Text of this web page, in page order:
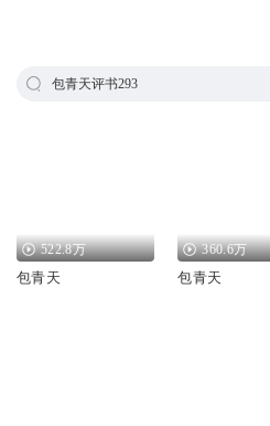
包青天评书293
522.8万
包青天
360.6万
包青天